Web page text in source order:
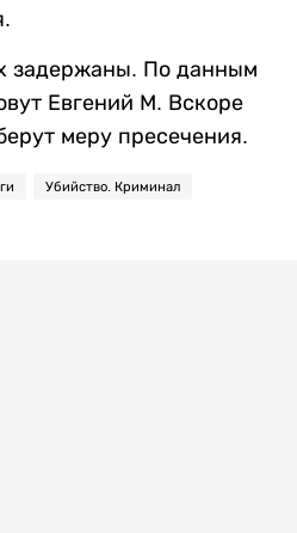
задержаны. По данным
Евгений М. Вскоре
меру пресечения.
Убийство. Криминал